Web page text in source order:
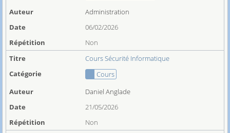
Administration
06/02/2026
Non
Cours Sécurité Informatique
Cours
Daniel Anglade
21/05/2026
Non